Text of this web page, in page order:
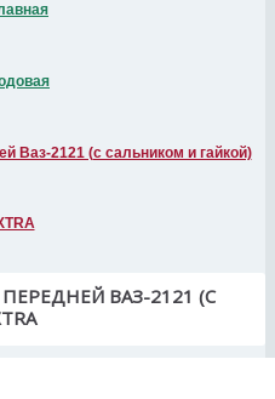
Ваз-2121 (с сальником и гайкой)
ВАЗ-2121 (С